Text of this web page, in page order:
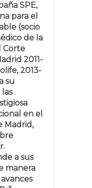
SPE,
para el
(socio
de la
Corte
2011-
2013-
su
en el
Madrid,
a sus
manera